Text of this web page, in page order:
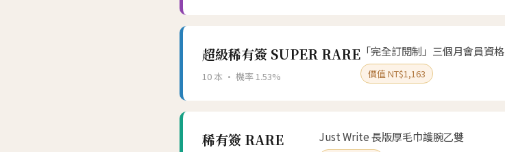
超級稀有簽 SUPER RARE
10 本 · 機率 1.53%
「完全訂閱制」三個月會員資格
價值 NT$1,163
稀有簽 RARE Just Write 長版厚毛巾護腕乙雙